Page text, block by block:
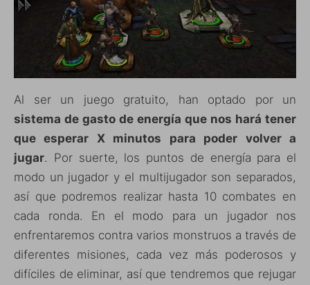
Al ser un juego gratuito, han optado por un
sistema de gasto de energía que nos hará tener
que esperar X minutos para poder volver a
jugar. Por suerte, los puntos de energía para el
modo un jugador y el multijugador son separados,
así que podremos realizar hasta 10 combates en
cada ronda. En el modo para un jugador nos
enfrentaremos contra varios monstruos a través de
diferentes misiones, cada vez más poderosos y
difíciles de eliminar, así que tendremos que rejugar